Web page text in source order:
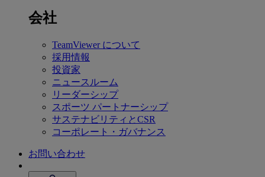
会社
TeamViewer について
採用情報
投資家
ニュースルーム
リーダーシップ
スポーツ パートナーシップ
サステナビリティとCSR
コーポレート・ガバナンス
お問い合わせ